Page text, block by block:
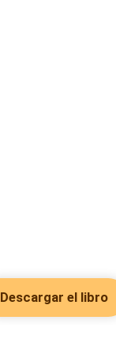
Descargar el libro